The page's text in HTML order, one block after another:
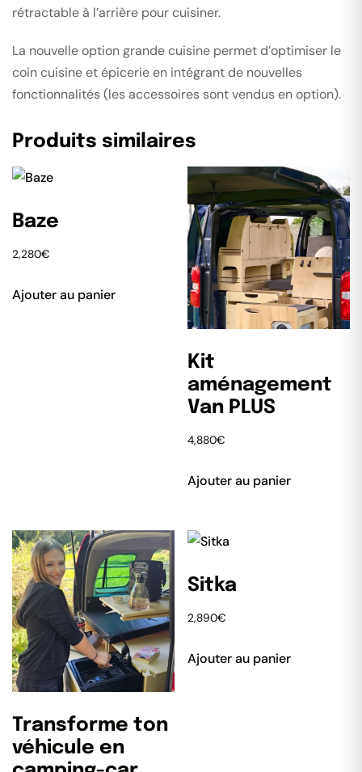
rétractable à l’arrière pour cuisiner.
La nouvelle option grande cuisine permet d’optimiser le
coin cuisine et épicerie en intégrant de nouvelles
fonctionnalités (les accessoires sont vendus en option).
Produits similaires
Baze
2,280€
Ajouter au panier
Kit
aménagement
Van PLUS
4,880€
Ajouter au panier
Transforme ton
véhicule en
Sitka
2,890€
Ajouter au panier